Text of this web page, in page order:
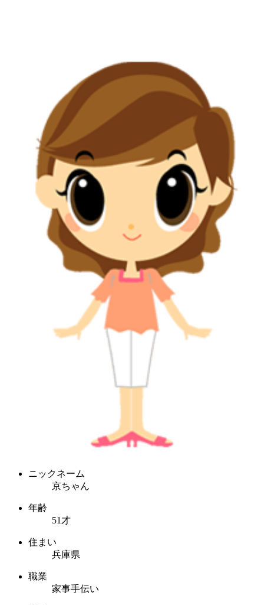
ニックネーム
京ちゃん
年齢
51才
住まい
兵庫県
職業
家事手伝い